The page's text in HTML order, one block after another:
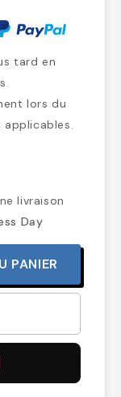
tard en
lors du
applicables.
livraison
Day
PANIER